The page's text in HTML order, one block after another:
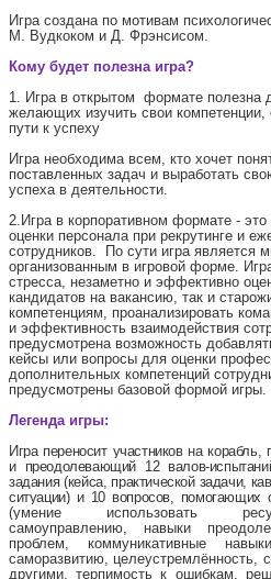
Игра создана по мотивам
М. Вудкоком и Д. Фрэнсисом.
Кому будет полезна игра?
1. Игра в открытом формате полезна
желающих изучить свои
пути к успеху
Игра необходима всем, кто хочет
поставленных задач и выработать
успеха в деятельности.
2.Игра в корпоративном формате -
оценки персонала при рекрутинге и
сотрудников. По сути игра является
организованным в игровой форме.
стресса, незаметно и эффективно
кандидатов на вакансию, так и
компетенциям, проанализировать
и эффективность взаимодействия
предусмотрена возможность
кейсы или вопросы для оценки
дополнительных компетенций
предусмотрены базовой формой игры.
Легенда игры:
Игра переносит участников на
и преодолевающий 12 валов-
задания (кейса, практической задачи,
ситуации) и 10 вопросов, помогающих
(умение использовать
самоуправлению,
навыки
проблем, коммуникативные
саморазвитию, целеустремлённость,
другими, терпимость к ошибкам,